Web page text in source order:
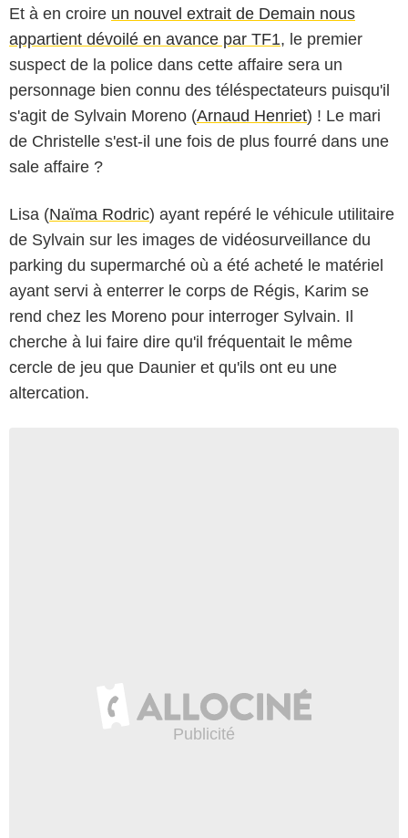
Et à en croire un nouvel extrait de Demain nous
appartient dévoilé en avance par TF1, le premier
suspect de la police dans cette affaire sera un
personnage bien connu des téléspectateurs puisqu'il
s'agit de Sylvain Moreno (Arnaud Henriet) ! Le mari
de Christelle s'est-il une fois de plus fourré dans une
sale affaire ?
Lisa (Naïma Rodric) ayant repéré le véhicule utilitaire
de Sylvain sur les images de vidéosurveillance du
parking du supermarché où a été acheté le matériel
ayant servi à enterrer le corps de Régis, Karim se
rend chez les Moreno pour interroger Sylvain. Il
cherche à lui faire dire qu'il fréquentait le même
cercle de jeu que Daunier et qu'ils ont eu une
altercation.